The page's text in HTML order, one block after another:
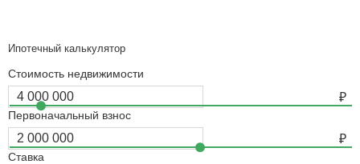
Ипотечный калькулятор
Стоимость недвижимости
Первоначальный взнос
Ставка